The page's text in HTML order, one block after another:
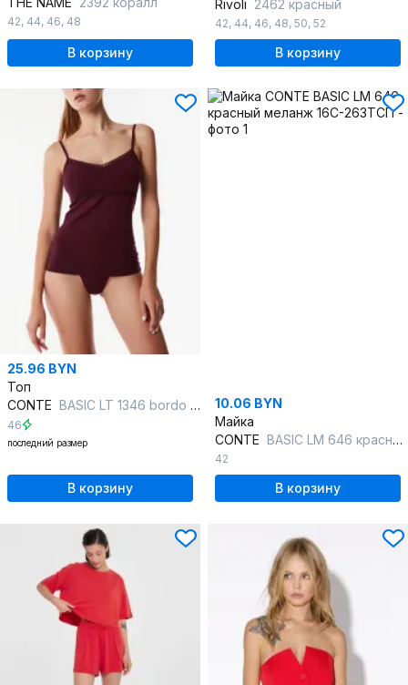
42, 44, 46, 48
В корзину
Rivoli 2462 красный
42, 44, 46, 48, 50, 52
В корзину
25.96 BYN
Топ
CONTE BASIC LT 1346 bordo 20С-1328ТСП
46
последний размер
В корзину
10.06 BYN
Майка
CONTE BASIC LM 646 красный меланж 16С-263ТСП
42
В корзину